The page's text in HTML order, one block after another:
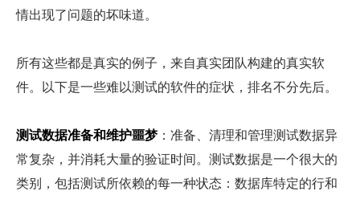
情出现了问题的坏味道。
所有这些都是真实的例子，来自真实团队构建的真实软
件。以下是一些难以测试的软件的症状，排名不分先后。
测试数据准备和维护噩梦 ：准备、清理和管理测试数据异
常复杂，并消耗大量的验证时间。测试数据是一个很大的
类别，包括测试所依赖的每一种状态：数据库特定的行和